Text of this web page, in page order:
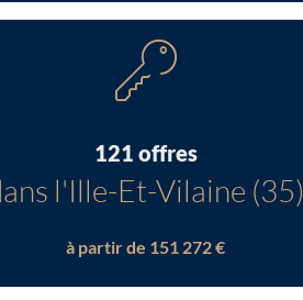
121 offres
l'Ille-Et-Vilaine (35)
à partir de 151 272 €